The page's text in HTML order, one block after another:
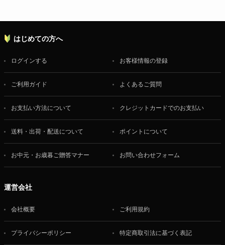
はじめての方へ
ログインする お客様情報の登録
ご利用ガイド よくあるご質問
お支払い方法について クレジットカードでのお支払い
送料・出荷・配送について ポイントについて
お中元・お歳暮ご贈答マナー お問い合わせフォーム
運営会社
会社概要 ご利用規約
プライバシーポリシー 特定商取引法に基づく表記